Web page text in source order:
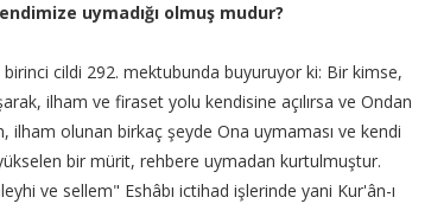
uymadığı olmuş mudur?
cildi 292. mektubunda buyuruyor ki: Bir kimse,
ilham ve firaset yolu kendisine açılırsa ve Ondan
olunan birkaç şeyde Ona uymaması ve kendi
bir mürit, rehbere uymadan kurtulmuştur.
ve sellem" Eshâbı ictihad işlerinde yani Kur'ân-ı